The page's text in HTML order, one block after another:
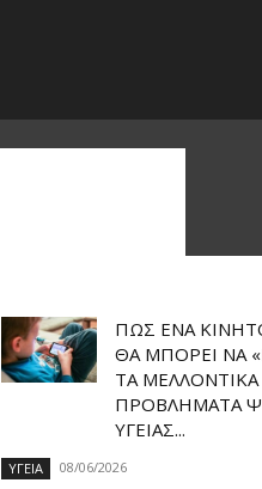
ΠΏΣ ΈΝΑ
ΘΑ ΜΠΟΡΕΊ ΝΑ
ΤΑ ΜΕΛΛΟΝΤΙΚΆ
ΠΡΟΒΛΉΜΑΤΑ
ΥΓΕΊΑΣ...
ΥΓΕΙΑ 08/06/2026